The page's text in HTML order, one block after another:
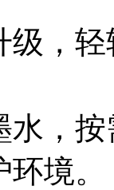
级，
水，
境。